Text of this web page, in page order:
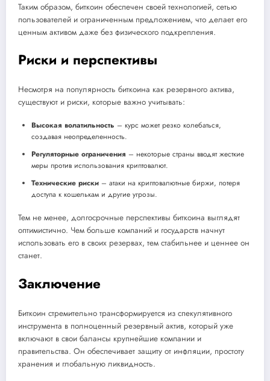
Таким образом, биткоин обеспечен своей технологией, сетью
пользователей и ограниченным предложением, что делает его
ценным активом даже без физического подкрепления.
Риски и перспективы
Несмотря на популярность биткоина как резервного актива,
существуют и риски, которые важно учитывать:
Высокая волатильность – курс может резко колебаться,
создавая неопределенность.
Регуляторные ограничения – некоторые страны вводят жесткие
меры против использования криптовалют.
Технические риски – атаки на криптовалютные биржи, потеря
доступа к кошелькам и другие угрозы.
Тем не менее, долгосрочные перспективы биткоина выглядят
оптимистично. Чем больше компаний и государств начнут
использовать его в своих резервах, тем стабильнее и ценнее он
станет.
Заключение
Биткоин стремительно трансформируется из спекулятивного
инструмента в полноценный резервный актив, который уже
включают в свои балансы крупнейшие компании и
правительства. Он обеспечивает защиту от инфляции, простоту
хранения и глобальную ликвидность.